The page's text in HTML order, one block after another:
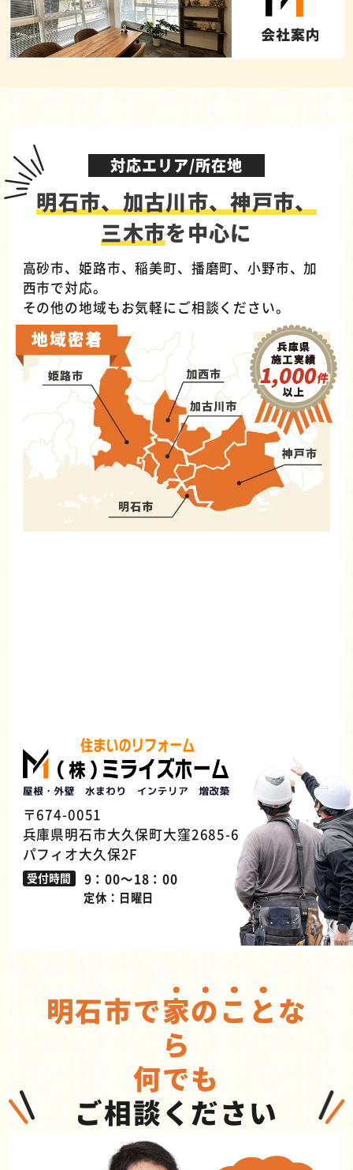
対応エリア/所在地
明石市、加古川市、神戸市、
三木市を中心に
高砂市、姫路市、稲美町、播磨町、小野市、加
西市で対応。
その他の地域もお気軽にご相談ください。
〒674-0051
兵庫県明石市大久保町大窪2685-6
パフィオ大久保2F
受付時間 9：00～18：00
定休：日曜日
明石市で家のこ とな
ら
何でも
ご相談ください